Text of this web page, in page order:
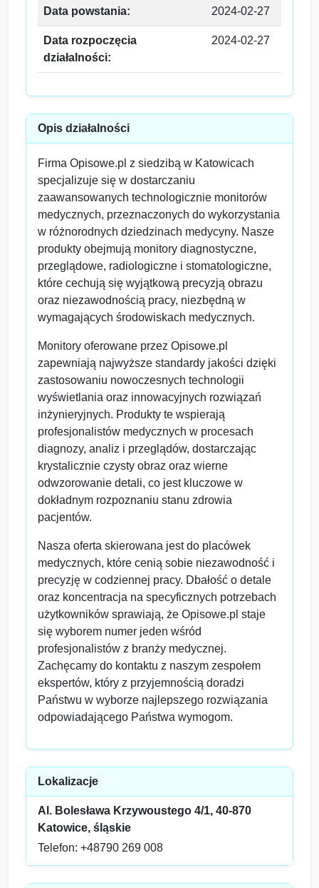
Data powstania: 2024-02-27
Data rozpoczęcia
działalności:
2024-02-27
Opis działalności
Firma Opisowe.pl z siedzibą w Katowicach
specjalizuje się w dostarczaniu
zaawansowanych technologicznie monitorów
medycznych, przeznaczonych do wykorzystania
w różnorodnych dziedzinach medycyny. Nasze
produkty obejmują monitory diagnostyczne,
przeglądowe, radiologiczne i stomatologiczne,
które cechują się wyjątkową precyzją obrazu
oraz niezawodnością pracy, niezbędną w
wymagających środowiskach medycznych.
Monitory oferowane przez Opisowe.pl
zapewniają najwyższe standardy jakości dzięki
zastosowaniu nowoczesnych technologii
wyświetlania oraz innowacyjnych rozwiązań
inżynieryjnych. Produkty te wspierają
profesjonalistów medycznych w procesach
diagnozy, analiz i przeglądów, dostarczając
krystalicznie czysty obraz oraz wierne
odwzorowanie detali, co jest kluczowe w
dokładnym rozpoznaniu stanu zdrowia
pacjentów.
Nasza oferta skierowana jest do placówek
medycznych, które cenią sobie niezawodność i
precyzję w codziennej pracy. Dbałość o detale
oraz koncentracja na specyficznych potrzebach
użytkowników sprawiają, że Opisowe.pl staje
się wyborem numer jeden wśród
profesjonalistów z branży medycznej.
Zachęcamy do kontaktu z naszym zespołem
ekspertów, który z przyjemnością doradzi
Państwu w wyborze najlepszego rozwiązania
odpowiadającego Państwa wymogom.
Lokalizacje
Al. Bolesława Krzywoustego 4/1, 40-870
Katowice, śląskie
Telefon: +48790 269 008